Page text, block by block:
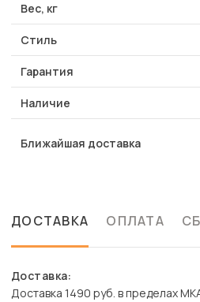
Вес, кг
Стиль
Гарантия
Наличие
Ближайшая доставка
ДОСТАВКА ОПЛАТА
Доставка:
Доставка 1490 руб. в пределах